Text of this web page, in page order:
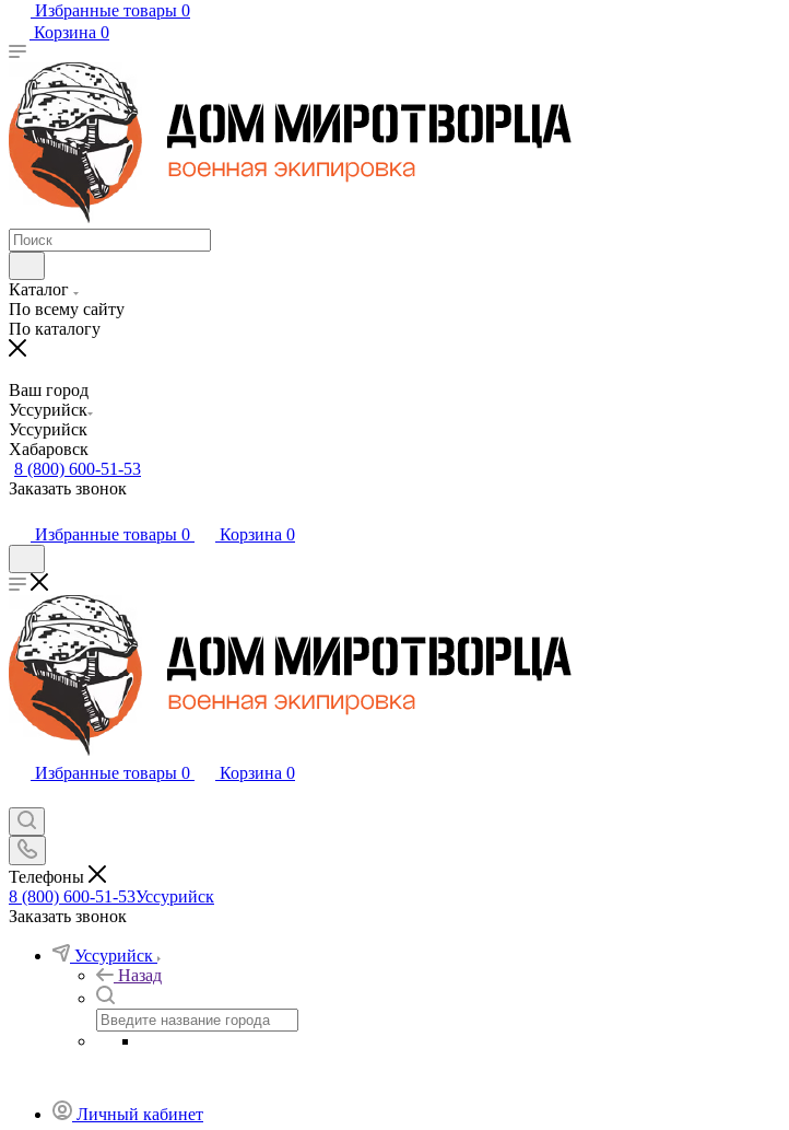
Избранные товары 0
Корзина 0
Каталог
По всему сайту
По каталогу
Ваш город
Уссурийск
Уссурийск
Хабаровск
8 (800) 600-51-53
Заказать звонок
Избранные товары 0 Корзина 0
Избранные товары 0 Корзина 0
Телефоны
8 (800) 600-51-53Уссурийск
Заказать звонок
Уссурийск
Назад
Личный кабинет